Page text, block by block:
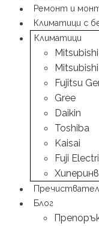
Ремонт и
Климатици с
Климатици
Fujitsu
Gree
Daikin
Toshiba
Kaisai
Fuji
Блог